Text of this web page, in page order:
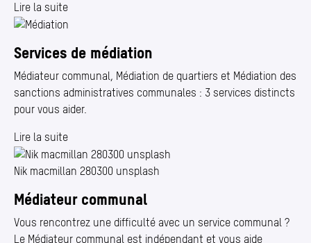
Lire la suite
Services de médiation
Médiateur communal, Médiation de quartiers et Médiation des
sanctions administratives communales : 3 services distincts
pour vous aider.
Lire la suite
Nik macmillan 280300 unsplash
Médiateur communal
Vous rencontrez une difficulté avec un service communal ?
Le Médiateur communal est indépendant et vous aide